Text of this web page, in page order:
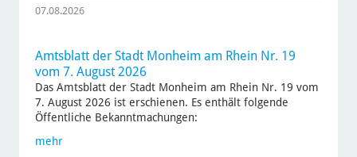
07.08.2026
Amtsblatt der Stadt Monheim am Rhein Nr. 19
vom 7. August 2026
Das Amtsblatt der Stadt Monheim am Rhein Nr. 19 vom
7. August 2026 ist erschienen. Es enthält folgende
Öffentliche Bekanntmachungen:
mehr